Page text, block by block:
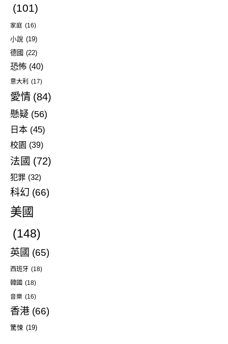
(101)
家庭 (16)
小說 (19)
德國 (22)
恐怖 (40)
意大利 (17)
愛情 (84)
懸疑 (56)
日本 (45)
校園 (39)
法國 (72)
犯罪 (32)
科幻 (66)
美國
(148)
英國 (65)
西班牙 (18)
韓國 (18)
音樂 (16)
香港 (66)
驚悚 (19)